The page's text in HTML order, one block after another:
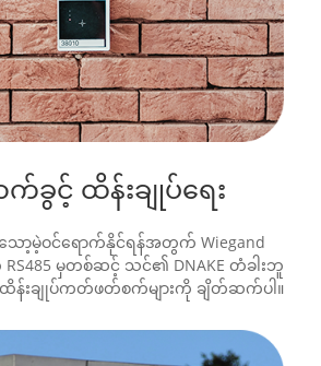
က်ခွင့် ထိန်းချုပ်ရေး
သော့မဲ့ဝင်ရောက်နိုင်ရန်အတွက် Wiegand
မှတစ်ဆင့် သင်၏ DNAKE တံခါးဘူ
န်းချုပ်ကတ်ဖတ်စက်များကို ချိတ်ဆက်ပါ။